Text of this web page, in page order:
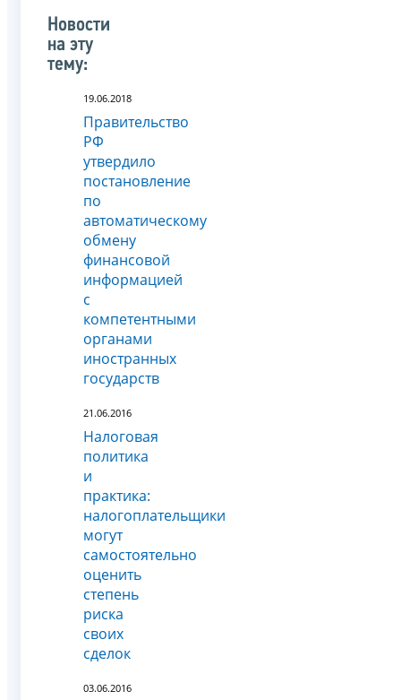
Новости
на эту
тему:
19.06.2018
Правительство
РФ
утвердило
постановление
по
автоматическому
обмену
финансовой
информацией
с
компетентными
органами
иностранных
государств
21.06.2016
Налоговая
политика
и
практика:
налогоплательщики
могут
самостоятельно
оценить
степень
риска
своих
сделок
03.06.2016